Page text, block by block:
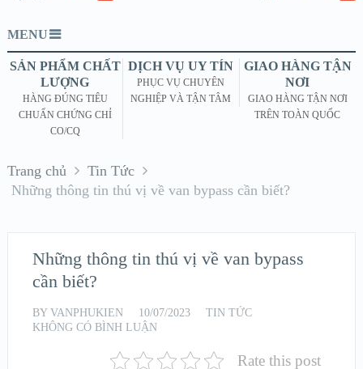
MENU
SẢN PHẨM CHẤT
LƯỢNG
HÀNG ĐÚNG TIÊU
CHUẨN CHỨNG CHỈ
CO/CQ
DỊCH VỤ UY TÍN
PHỤC VỤ CHUYÊN
NGHIỆP VÀ TẬN TÂM
GIAO HÀNG TẬN
NƠI
GIAO HÀNG TẬN NƠI
TRÊN TOÀN QUỐC
Trang chủ
Tin Tức
Những thông tin thú vị về van bypass cần biết?
Những thông tin thú vị về van bypass
cần biết?
BY VANPHUKIEN 10/07/2023
TIN TỨC
KHÔNG CÓ BÌNH LUẬN
Rate this post